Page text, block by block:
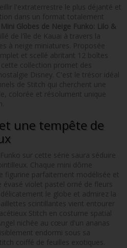
l'extraterrestre le plus déjanté et
dans un format totalement
Globes de Neige Funko: Lilo &
de l'île de Kauai à travers la
à neige miniatures. Proposée
et scellé abritant 12 boîtes
collection promet des
Disney. C'est le trésor idéal
de Stitch qui cherchent une
colorée et résolument unique
une tempête de
sur cette série saura séduire
Chaque mini dôme
figurine parfaitement modélisée et
violet pastel orné de fleurs
le globe et admirez la
scintillantes vient entourer
Stitch en costume spatial
nichée au cœur d'un ananas
endormi sous sa
coiffé de feuilles exotiques.